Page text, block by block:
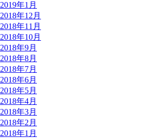
2019年1月
2018年12月
2018年11月
2018年10月
2018年9月
2018年8月
2018年7月
2018年6月
2018年5月
2018年4月
2018年3月
2018年2月
2018年1月